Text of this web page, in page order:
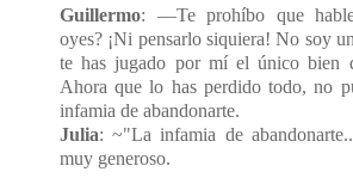
Guillermo: —Te prohíbo que
oyes? ¡Ni pensarlo siquiera! No soy
te has jugado por mí el único bien
Ahora que lo has perdido todo, no
infamia de abandonarte.
Julia: ~"La infamia de
muy generoso.